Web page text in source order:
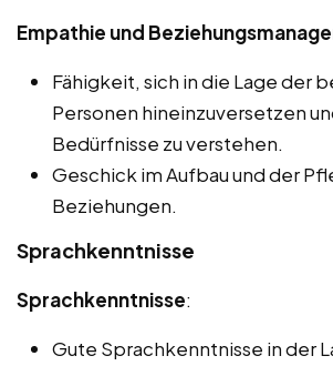
Empathie und
Fähigkeit, sich in die Lage der
Personen hineinzuversetzen
Bedürfnisse zu verstehen.
Geschick im Aufbau und der
Beziehungen.
Sprachkenntnisse
Sprachkenntnisse:
Gute Sprachkenntnisse in der